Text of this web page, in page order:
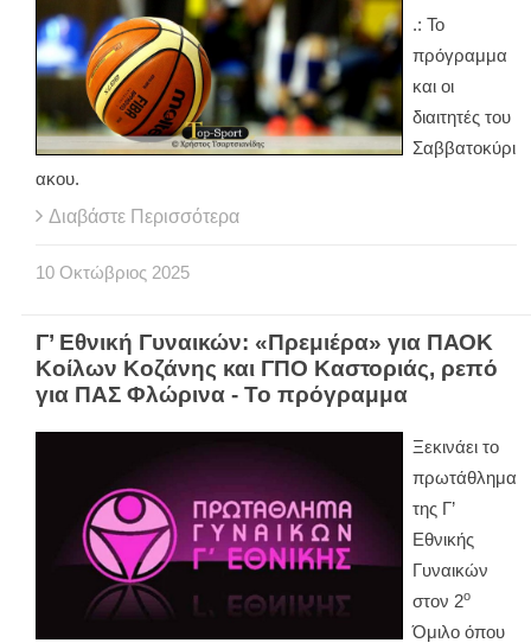
.: Το
πρόγραμμα
και οι
διαιτητές του
Σαββατοκύρι
ακου.
Διαβάστε Περισσότερα
10 Οκτώβριος 2025
Γ’ Εθνική Γυναικών: «Πρεμιέρα» για ΠΑΟΚ
Κοίλων Κοζάνης και ΓΠΟ Καστοριάς, ρεπό
για ΠΑΣ Φλώρινα - Το πρόγραμμα
Ξεκινάει το
πρωτάθλημα
της Γ’
Εθνικής
Γυναικών
στον 2ο
Όμιλο όπου